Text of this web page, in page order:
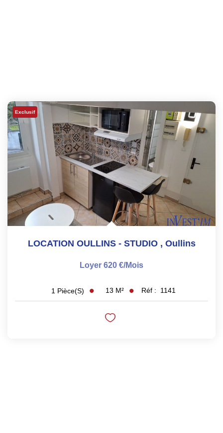
Exclusif
LOCATION OULLINS - STUDIO , Oullins
Loyer 620 €/mois
1 Pièce(s) 13 M² Réf : 1141